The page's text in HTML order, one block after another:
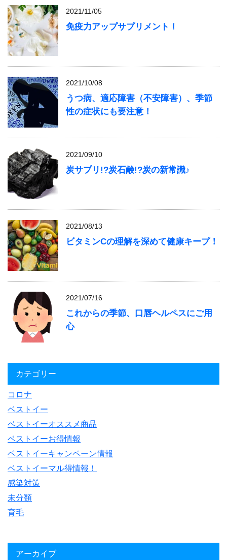
2021/11/05
免疫力アップサプリメント！
2021/10/08
うつ病、適応障害（不安障害）、季節
性の症状にも要注意！
2021/09/10
炭サプリ!?炭石鹸!?炭の新常識♪
2021/08/13
ビタミンCの理解を深めて健康キープ！
2021/07/16
これからの季節、口唇ヘルペスにご用
心
カテゴリー
コロナ
ベストイー
ベストイーオススメ商品
ベストイーお得情報
ベストイーキャンペーン情報
ベストイーマル得情報！
感染対策
未分類
育毛
アーカイブ